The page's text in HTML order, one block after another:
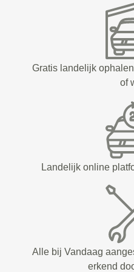
Gratis landelijk
of
Landelijk online
Alle bij Vandaag
erkend